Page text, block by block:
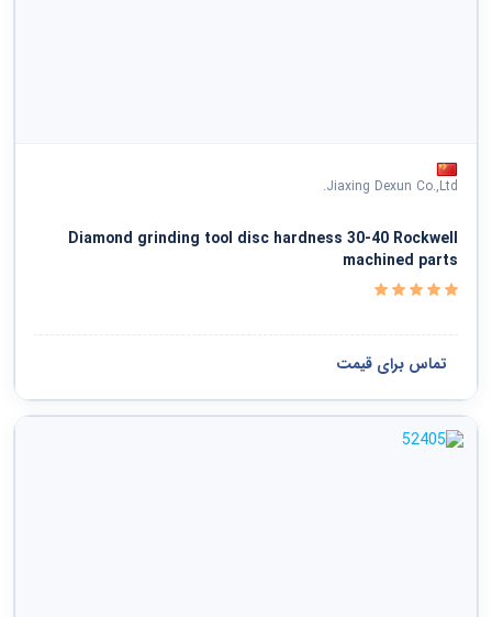
Jiaxing Dexun Co.,Ltd.
Diamond grinding tool disc hardness 30-40 Rockwell
machined parts
تماس برای قیمت